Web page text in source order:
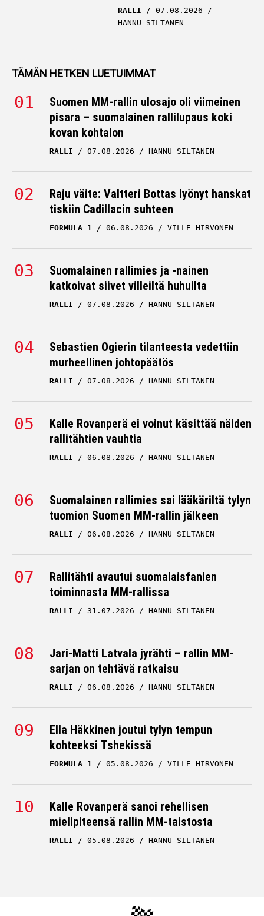
RALLI
07.08.2026
HANNU SILTANEN
TÄMÄN HETKEN LUETUIMMAT
Suomen MM-rallin ulosajo oli viimeinen
pisara – suomalainen rallilupaus koki
kovan kohtalon
RALLI 07.08.2026 HANNU SILTANEN
Raju väite: Valtteri Bottas lyönyt hanskat
tiskiin Cadillacin suhteen
FORMULA 1 06.08.2026 VILLE HIRVONEN
Suomalainen rallimies ja -nainen
katkoivat siivet villeiltä huhuilta
RALLI 07.08.2026 HANNU SILTANEN
Sebastien Ogierin tilanteesta vedettiin
murheellinen johtopäätös
RALLI 07.08.2026 HANNU SILTANEN
Kalle Rovanperä ei voinut käsittää näiden
rallitähtien vauhtia
RALLI 06.08.2026 HANNU SILTANEN
Suomalainen rallimies sai lääkäriltä tylyn
tuomion Suomen MM-rallin jälkeen
RALLI 06.08.2026 HANNU SILTANEN
Rallitähti avautui suomalaisfanien
toiminnasta MM-rallissa
RALLI 31.07.2026 HANNU SILTANEN
Jari-Matti Latvala jyrähti – rallin MM-
sarjan on tehtävä ratkaisu
RALLI 06.08.2026 HANNU SILTANEN
Ella Häkkinen joutui tylyn tempun
kohteeksi Tshekissä
FORMULA 1 05.08.2026 VILLE HIRVONEN
Kalle Rovanperä sanoi rehellisen
mielipiteensä rallin MM-taistosta
RALLI 05.08.2026 HANNU SILTANEN